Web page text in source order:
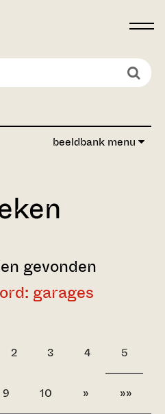
beeldbank menu
gevonden
garages
2 3 4 5
9 10 » »»